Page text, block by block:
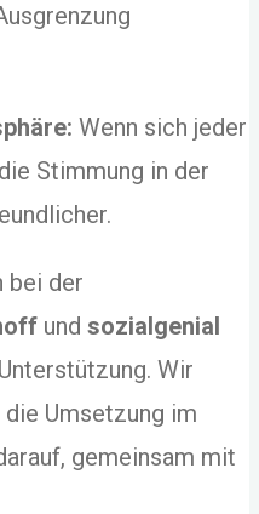
Wenn sich jeder
Stimmung in der
bei der
und sozialgenial
Wir
Umsetzung im
gemeinsam mit